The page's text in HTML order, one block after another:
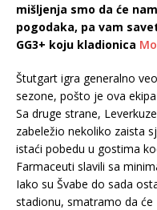
mišljenja smo da će
pogodaka, pa vam
GG3+ koju kladionica
Štutgart igra generalno
sezone, pošto je ova
Sa druge strane,
zabeležio nekoliko zaista
istaći pobedu u gostima
Farmaceuti slavili sa
Iako su Švabe do sada
stadionu, smatramo da će